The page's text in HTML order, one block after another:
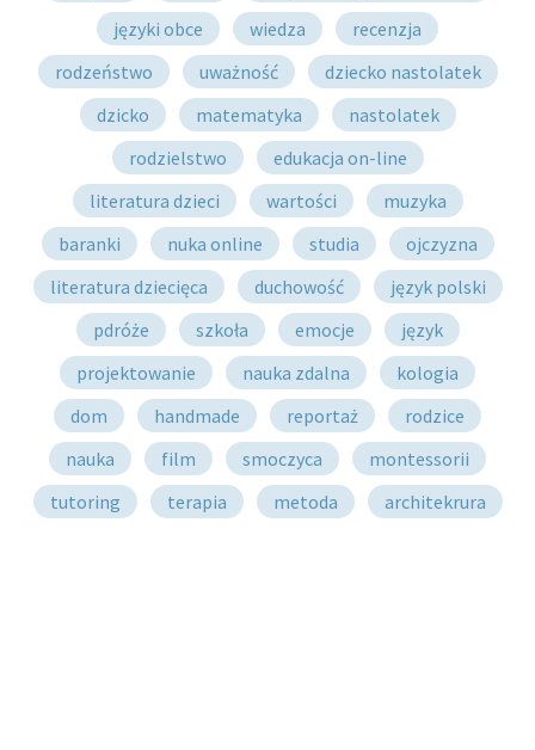
języki obce
wiedza
recenzja
rodzeństwo
uważność
dziecko nastolatek
dzicko
matematyka
nastolatek
rodzielstwo
edukacja on-line
literatura dzieci
wartości
muzyka
baranki
nuka online studia
ojczyzna
literatura dziecięca
duchowość
język polski
pdróże
szkoła emocje
język
projektowanie
nauka zdalna
kologia
dom
handmade reportaż
rodzice
nauka
film smoczyca
montessorii
tutoring
terapia metoda architekrura